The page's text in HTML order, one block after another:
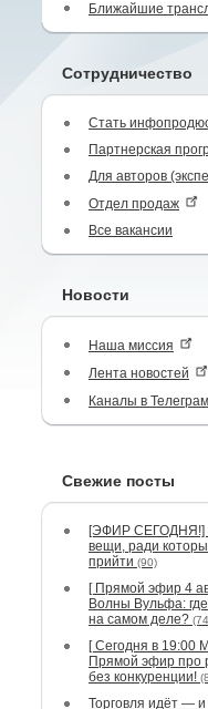
Ближайшие
Сотрудничество
Стать
Партнерская
Для авторов
Отдел продаж
Все вакансии
Новости
Наша миссия
Лента новостей
Каналы в Телеграм
Свежие посты
[ЭФИР СЕГОДНЯ!]
вещи, ради
прийти (90)
[ Прямой эфир 4
Волны Вульфа: где
на самом деле?
[ Сегодня в 19:00
Прямой эфир про
без конкуренции!
Торговля идёт — и